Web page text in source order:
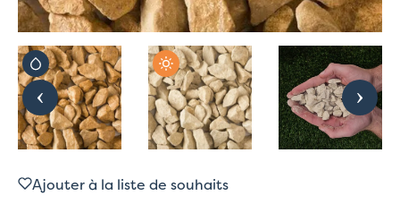
Ajouter à la liste de souhaits